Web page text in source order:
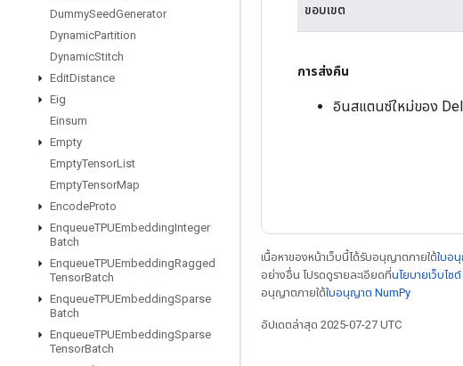
DummySeedGenerator
DynamicPartition
DynamicStitch
EditDistance
Eig
Einsum
Empty
EmptyTensorList
EmptyTensorMap
EncodeProto
EnqueueTPUEmbeddingInteger
Batch
EnqueueTPUEmbeddingRagged
TensorBatch
EnqueueTPUEmbeddingSparse
Batch
EnqueueTPUEmbeddingSparse
TensorBatch
ขอบเขต
การส่งคืน
อินสแตนซ์ใหม่ของ
เนื้อหาของหน้าเว็บนี้ได้รับอนุญาตภายใต้ใบอ
อย่างอื่น โปรดดูรายละเอียดที่นโยบายเว็บไ
อนุญาตภายใต้ใบอนุญาต NumPy
อัปเดตล่าสุด 2025-07-27 UTC